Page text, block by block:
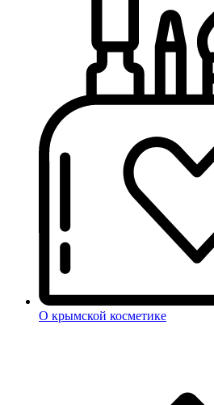
О крымской косметике